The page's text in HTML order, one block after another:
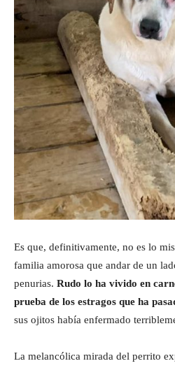
Es que, definitivamente, no es lo
familia amorosa que andar de un
penurias. Rudo lo ha vivido en
prueba de los estragos que ha
sus ojitos había enfermado
La melancólica mirada del perrito